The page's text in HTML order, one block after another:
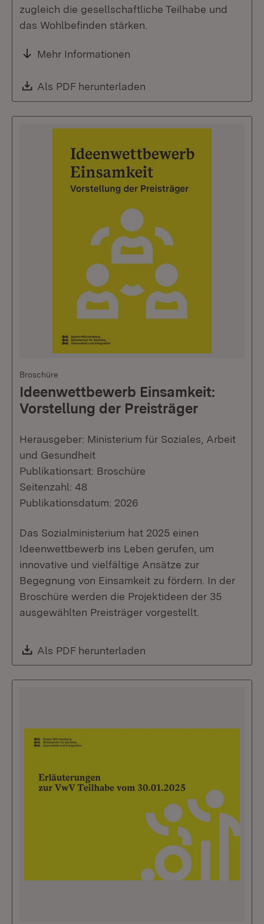
zugleich die gesellschaftliche Teilhabe und
das Wohlbefinden stärken.
Mehr Informationen
Download:
Als PDF herunterladen
Broschüre
Ideenwettbewerb Einsamkeit:
Vorstellung der Preisträger
Herausgeber: Ministerium für Soziales, Arbeit
und Gesundheit
Publikationsart: Broschüre
Seitenzahl: 48
Publikationsdatum: 2026
Das Sozialministerium hat 2025 einen
Ideenwettbewerb ins Leben gerufen, um
innovative und vielfältige Ansätze zur
Begegnung von Einsamkeit zu fördern. In der
Broschüre werden die Projektideen der 35
ausgewählten Preisträger vorgestellt.
Download:
Als PDF herunterladen